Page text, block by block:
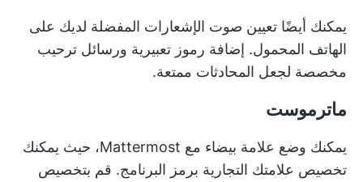
يمكنك أيضًا تعيين صوت الإشعارات المفضلة لديك على
الهاتف المحمول. إضافة رموز تعبيرية ورسائل ترحيب
مخصصة لجعل المحادثات ممتعة.
ماترموست
يمكنك وضع علامة بيضاء مع Mattermost، حيث يمكنك
تخصيص علامتك التجارية برمز البرنامج. قم بتخصيص